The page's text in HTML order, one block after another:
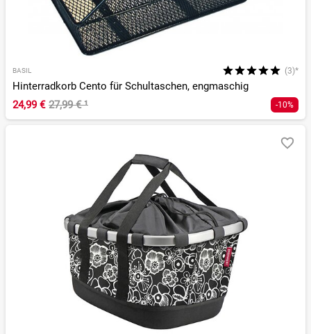
BASIL (3)*
Hinterradkorb Cento für Schultaschen, engmaschig
24,99 € 27,99 €¹ -10%